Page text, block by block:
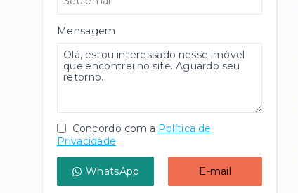
Mensagem
Concordo com a Política de
Privacidade
WhatsApp E-mail